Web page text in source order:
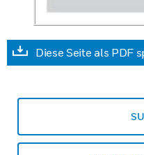
Diese Seite als PDF